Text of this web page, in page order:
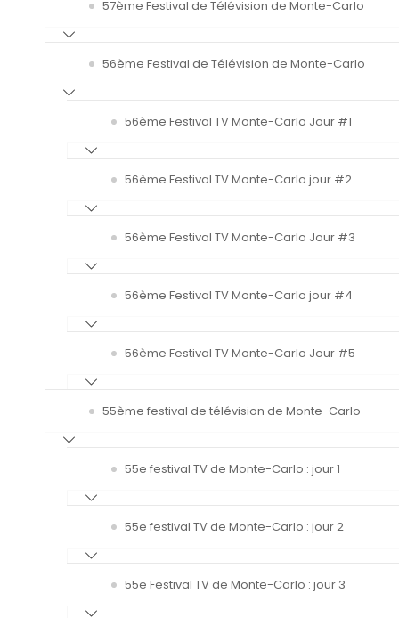
57ème Festival de Télévision de Monte-Carlo
56ème Festival de Télévision de Monte-Carlo
56ème Festival TV Monte-Carlo Jour #1
56ème Festival TV Monte-Carlo jour #2
56ème Festival TV Monte-Carlo Jour #3
56ème Festival TV Monte-Carlo jour #4
56ème Festival TV Monte-Carlo Jour #5
55ème festival de télévision de Monte-Carlo
55e festival TV de Monte-Carlo : jour 1
55e festival TV de Monte-Carlo : jour 2
55e Festival TV de Monte-Carlo : jour 3